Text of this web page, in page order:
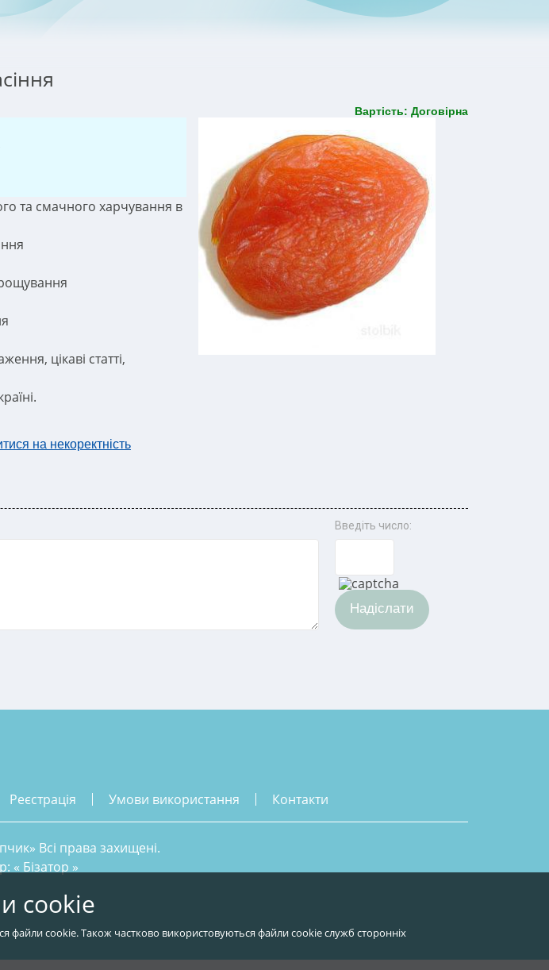
Вартість: Договірна
та смачного харчування в
цікаві статті,
на некоректність
Введіть число:
Надіслати
реєстрація умови використання контакти
Всі права захищені.
« Бізатор »
cookie
cookie. Також частково використовуються файли cookie служб сторонніх